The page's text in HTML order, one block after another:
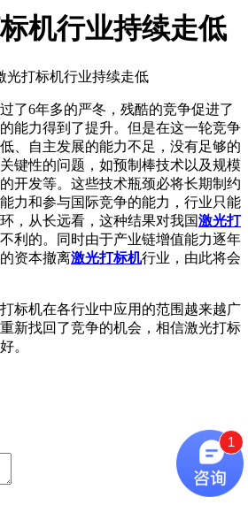
机行业持续走低
光打标机行业持续走低
了6年多的严冬，残酷的竞争促进了
能力得到了提升。但是在这一轮竞争
、自主发展的能力不足，没有足够的
键性的问题，如预制棒技术以及规模
开发等。这些技术瓶颈必将长期制约
力和参与国际竞争的能力，行业只能
，从长远看，这种结果对我国激光打
利的。同时由于产业链增值能力逐年
资本撤离激光打标机行业，由此将会
标机在各行业中应用的范围越来越广
新找回了竞争的机会，相信激光打标
。
1